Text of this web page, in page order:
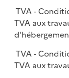
TVA -
TVA aux
TVA -
TVA aux